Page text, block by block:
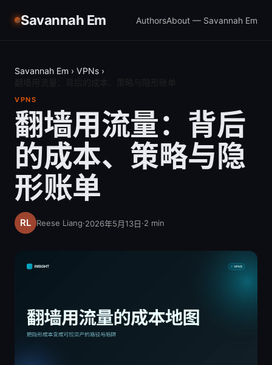
Savannah Em AuthorsAbout — Savannah Em
Savannah Em › VPNs ›
VPNS
翻墙用流量：背后
的成本、策略与隐
形账单
Reese Liang·2026年5月13日·2 min